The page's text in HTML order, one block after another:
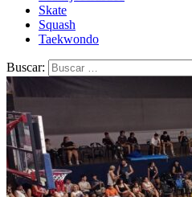
Skate
Squash
Taekwondo
Buscar: